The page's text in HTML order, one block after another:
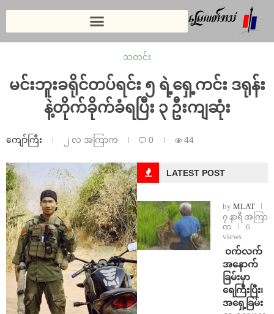
သတင်း
မင်းဘူးခရိုင်တပ်ရင်း ၅ ရဲ့ရှေ့ကင်း ဒရုန်း
နဲ့တိုက်ခိုက်ခံရပြီး ၃ ဦးကျဆုံး
ကျော်ကြီး ၂ လ အကြာက 0 44
LATEST POST
by MLAT
၇ နာရီ အကြာ
က
6
views
⁩ ⁨ဝက်လက်
အနောက်
ခြမ်းမှာ
ရေကြီးပြီး၊
အရှေ့ခြမ်း